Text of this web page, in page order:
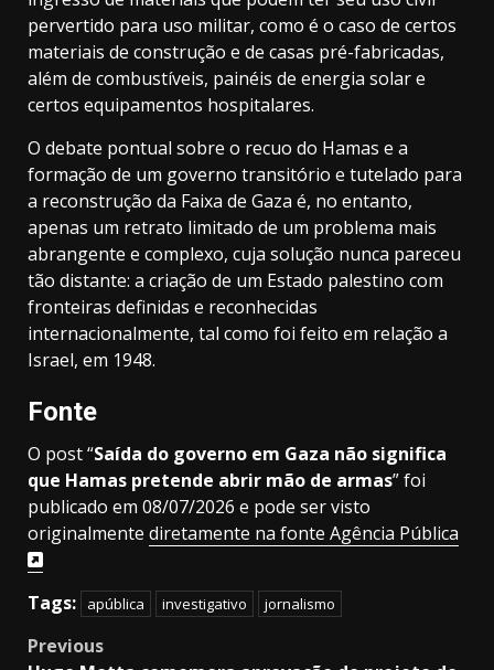
pervertido para uso militar, como é o caso de certos
materiais de construção e de casas pré-fabricadas,
além de combustíveis, painéis de energia solar e
certos equipamentos hospitalares.
O debate pontual sobre o recuo do Hamas e a
formação de um governo transitório e tutelado para
a reconstrução da Faixa de Gaza é, no entanto,
apenas um retrato limitado de um problema mais
abrangente e complexo, cuja solução nunca pareceu
tão distante: a criação de um Estado palestino com
fronteiras definidas e reconhecidas
internacionalmente, tal como foi feito em relação a
Israel, em 1948.
Fonte
O post “Saída do governo em Gaza não significa
que Hamas pretende abrir mão de armas” foi
publicado em 08/07/2026 e pode ser visto
originalmente diretamente na fonte Agência Pública
Tags: apública investigativo jornalismo
Post
Previous